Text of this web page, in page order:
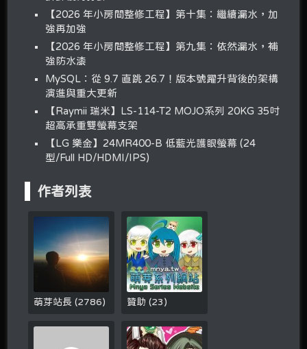
【2026 年小房間整修工程】第十集：繼續漏水，加
強再加強
【2026 年小房間整修工程】第九集：依然漏水，補
強防水漆
MySQL：從 9.7 直跳 26.7！版本號躍升背後的架構
演進與重大更新
【Raymii 瑞米】LS-114-T2 MOJO系列 20KG 35吋
超高承重雙螢幕支架
【LG 樂金】24MR400-B 低藍光護眼螢幕 (24
型/Full HD/HDMI/IPS)
作者列表
萌芽站長(2786) 贊助(23 )